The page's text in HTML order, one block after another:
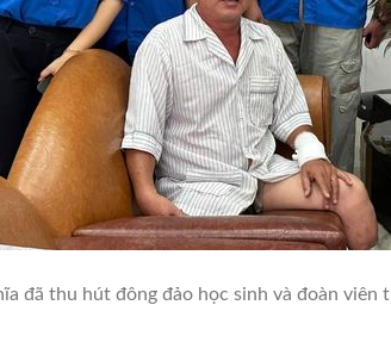
đã thu hút đông đảo học sinh và đoàn viên